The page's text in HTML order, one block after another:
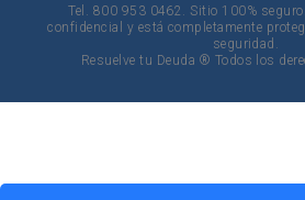
Tel. 800 953 0462. Sitio 100%
confidencial y está completamente
seguridad.
Resuelve tu Deuda ® Todos los